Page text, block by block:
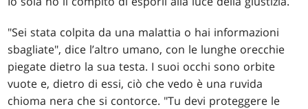
"Sei stata colpita da una malattia o hai informazioni
sbagliate", dice l’altro umano, con le lunghe orecchie
piegate dietro la sua testa. I suoi occhi sono orbite
vuote e, dietro di essi, ciò che vedo è una ruvida
chioma nera che si contorce. "Tu devi proteggere le